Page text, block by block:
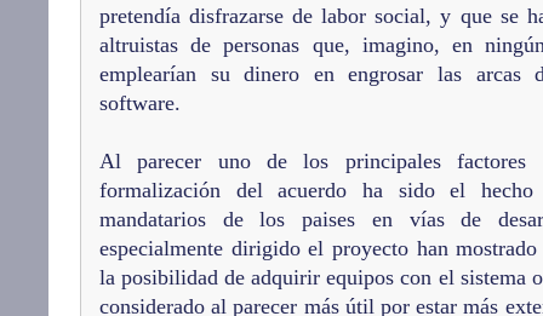
pretendía disfrazarse de labor social, y que se
altruistas de personas que, imagino, en
emplearían su dinero en engrosar las arcas
software.
Al parecer uno de los principales
formalización del acuerdo ha sido el
mandatarios de los paises en vías de
especialmente dirigido el proyecto han
la posibilidad de adquirir equipos con el sistema
considerado al parecer más útil por estar más